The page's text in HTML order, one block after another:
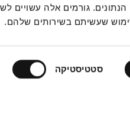
גורמים אלה עשויים
שעשיתם בשירותים שלהם.
סטטיסטיקה
היטב באמצעות
באתר.
באמצעות תוסף הנגישות
יצירת קשר